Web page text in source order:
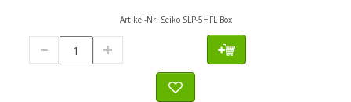
Artikel-Nr: Seiko SLP-5HFL Box